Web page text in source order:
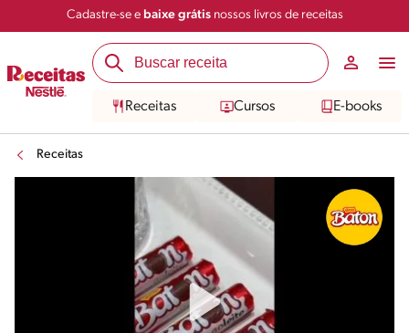
Cadastre-se e baixe grátisnossos livros de receitas
Receitas Cursos E-books
Receitas
Salvar Compartilhar